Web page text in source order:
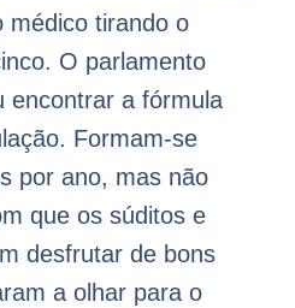
médico tirando o
O parlamento
encontrar a fórmula
Formam-se
por ano, mas não
que os súditos e
desfrutar de bons
a olhar para o